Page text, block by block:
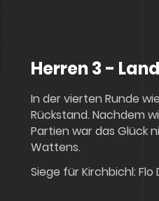
Herren 3 -
In der vierten Runde
Rückstand. Nachdem
Partien war das Glück
Wattens.
Siege für Kirchbichl: Flo